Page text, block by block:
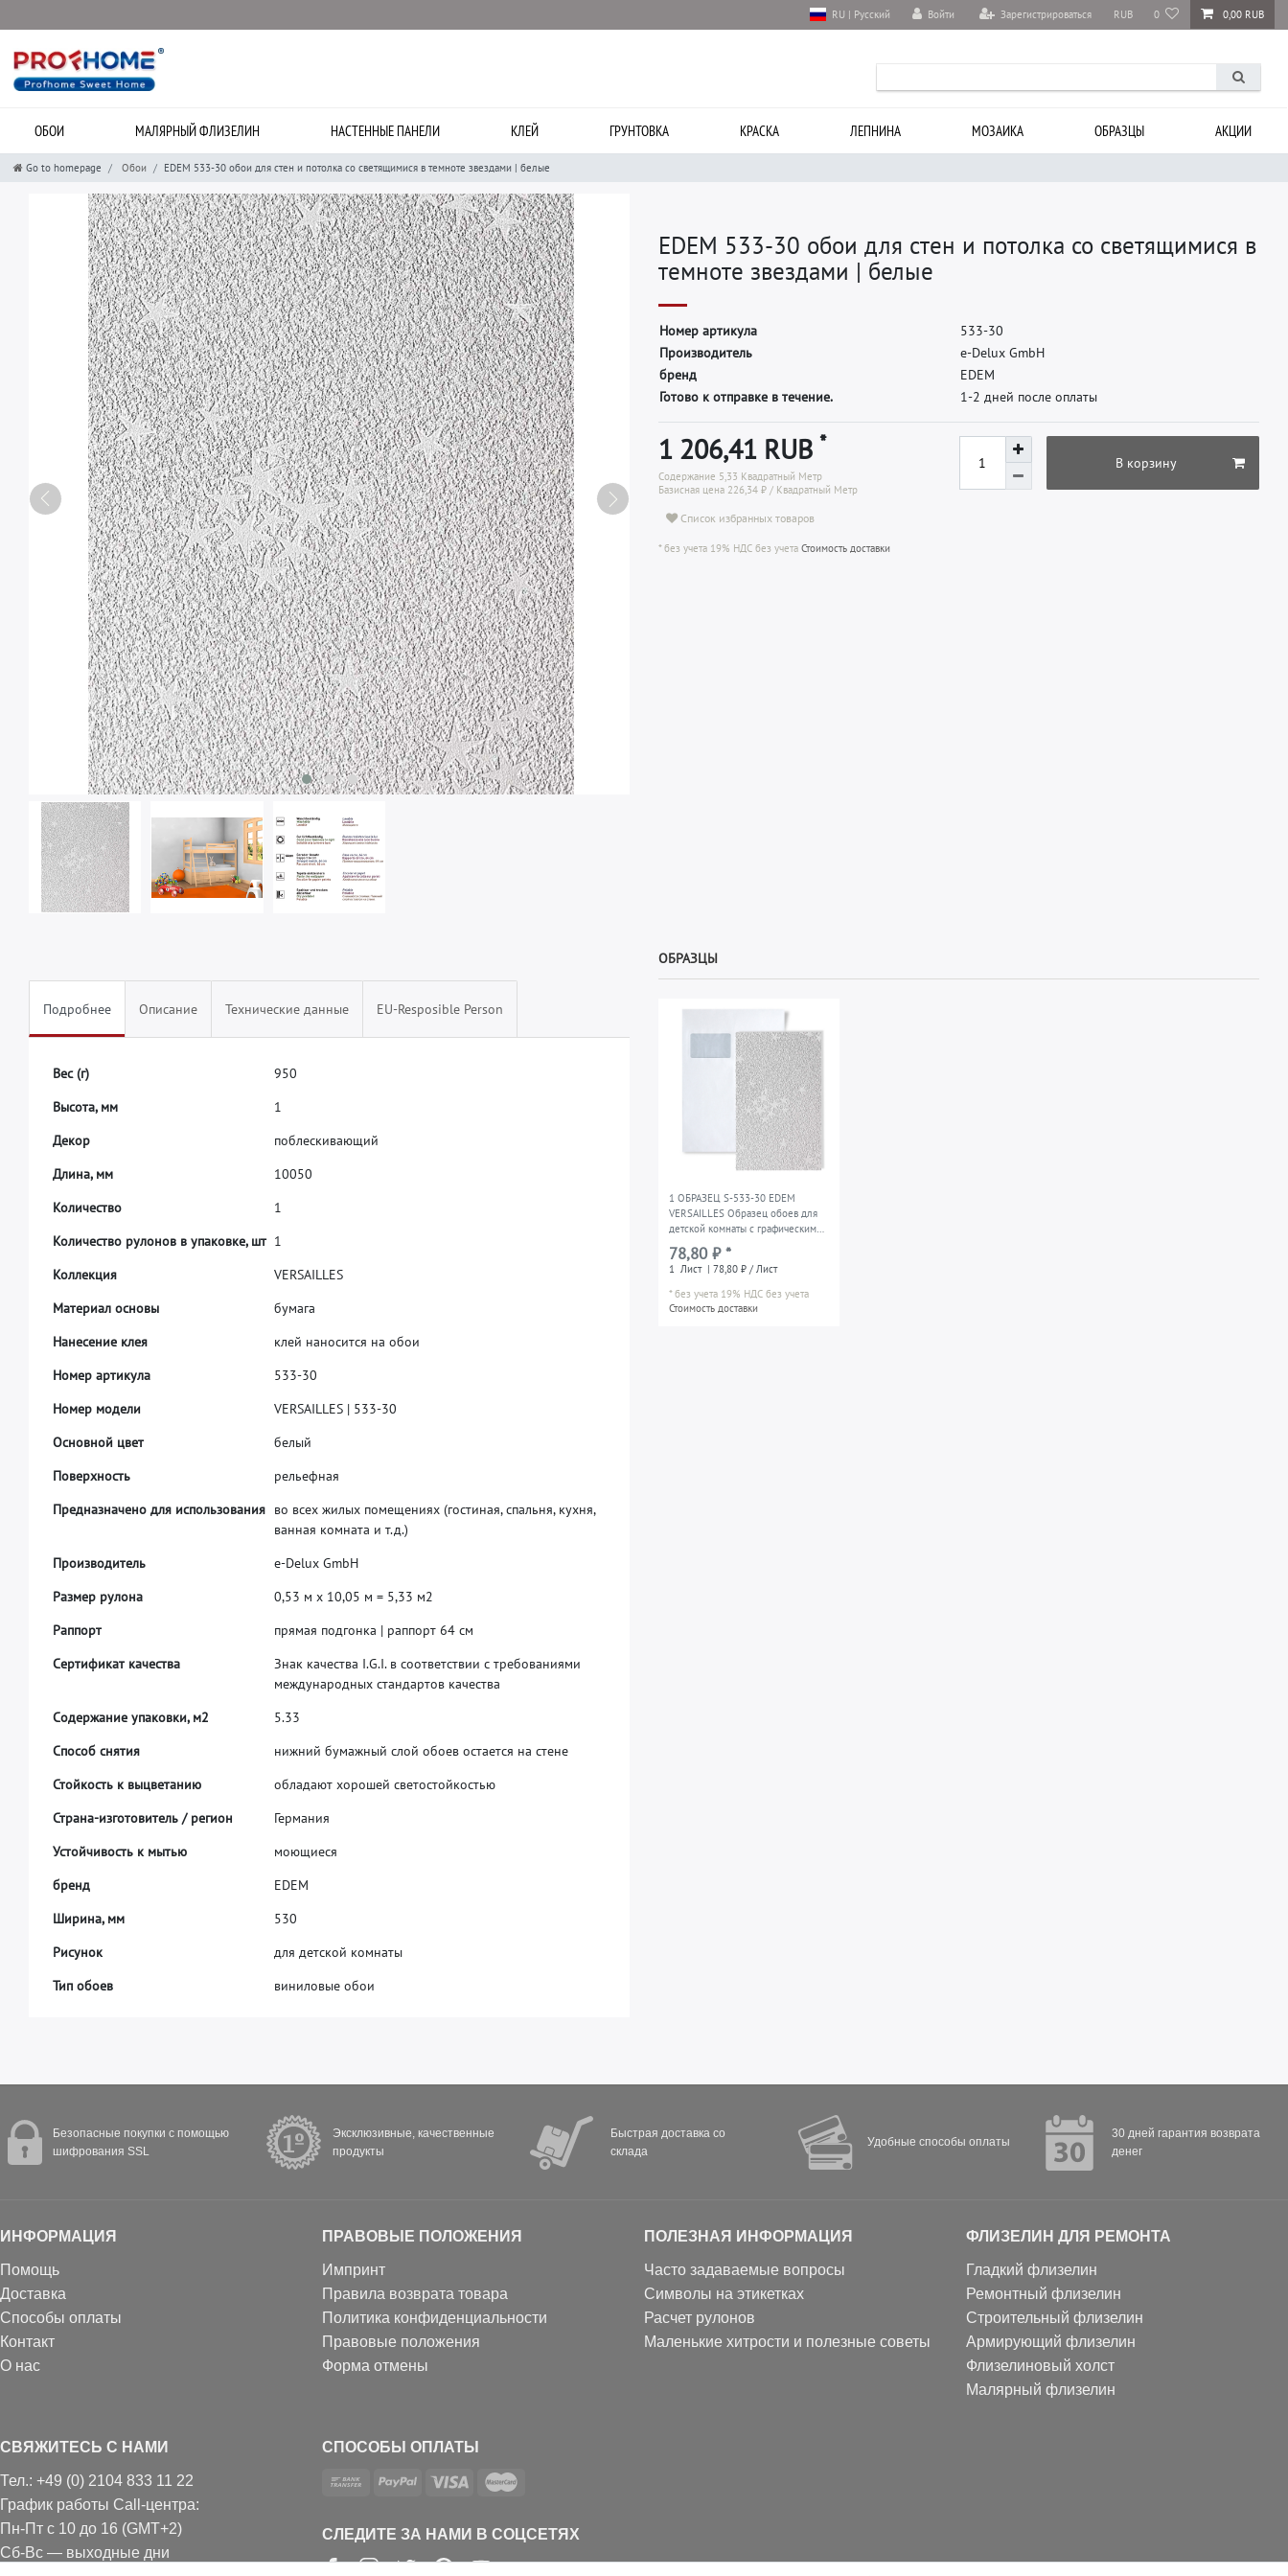
Войти Зарегистрироваться RUB 0 0,00 RUB
RU | Русский
ОБОИ МАЛЯРНЫЙ ФЛИЗЕЛИН НАСТЕННЫЕ ПАНЕЛИ КЛЕЙ ГРУНТОВКА КРАСКА ЛЕПНИНА МОЗАИКА ОБРАЗЦЫ АКЦИИ
Go to homepage Обои EDEM 533-30 обои для стен и потолка со светящимися в темноте звездами | белые
EDEM 533-30 обои для стен и потолка со светящимися в
темноте звездами | белые
Номер артикула 533-30
Производитель e-Delux GmbH
бренд EDEM
Готово к отправке в течение.
1-2 дней после оплаты
1 206,41 RUB *
Содержание 5,33 Квадратный Метр
Базисная цена 226,34 ₽ / Квадратный Метр
В корзину
Список избранных товаров
* без учета 19% НДС без учета Стоимость доставки
Подробнее Описание Технические данные EU-Resposible Person
Вес (г) 950
Высота, мм
1
Декор поблескивающий
Длина, мм 10050
Количество
1
Количество рулонов в упаковке, шт 1
Коллекция VERSAILLES
Материал основы бумага
Нанесение клея клей наносится на обои
Номер артикула 533-30
Номер модели VERSAILLES | 533-30
Основной цвет белый
Поверхность рельефная
Предназначено для использования во всех жилых помещениях (гостиная, спальня, кухня,
ванная комната и т.д.)
Производитель e-Delux GmbH
Размер рулона 0,53 м x 10,05 м = 5,33 м2
Раппорт прямая подгонка | раппорт 64 см
Сертификат качества Знак качества I.G.I. в соответствии с требованиями
международных стандартов качества
Содержание упаковки, м2 5.33
Способ снятия нижний бумажный слой обоев остается на стене
Стойкость к выцветанию обладают хорошей светостойкостью
Страна-изготовитель / регион Германия
Устойчивость к мытью моющиеся
бренд EDEM
Ширина, мм 530
Рисунок
для детской комнаты
Тип обоев
виниловые обои
ОБРАЗЦЫ
1 ОБРАЗЕЦ S-533-30 EDEM
VERSAILLES Образец обоев для
детской комнаты с графическим
орнаментом | формат А4
78,80 ₽ *
1 Лист | 78,80 ₽ / Лист
*без учета 19% НДС без учета
Стоимость доставки
Безопасные покупки с помощью
шифрования SSL
Эксклюзивные, качественные
продукты
Быстрая доставка со
склада
Удобные способы оплаты
30 дней гарантия возврата
денег
ИНФОРМАЦИЯ
Помощь
Доставка
Способы оплаты
Контакт
О нас
ПРАВОВЫЕ ПОЛОЖЕНИЯ
Импринт
Правила возврата товара
Политика конфиденциальности
Правовые положения
Форма отмены
ПОЛЕЗНАЯ ИНФОРМАЦИЯ
Часто задаваемые вопросы
Символы на этикетках
Расчет рулонов
Маленькие хитрости и полезные советы
ФЛИЗЕЛИН ДЛЯ РЕМОНТА
Гладкий флизелин
Ремонтный флизелин
Строительный флизелин
Армирующий флизелин
Флизелиновый холст
Малярный флизелин
СВЯЖИТЕСЬ С НАМИ
Тел.: +49 (0) 2104 833 11 22
График работы Call-центра:
Пн-Пт с 10 до 16 (GMT+2)
Сб-Вс — выходные дни
СПОСОБЫ ОПЛАТЫ
СЛЕДИТЕ ЗА НАМИ В СОЦСЕТЯХ